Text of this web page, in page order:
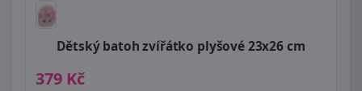
Dětský batoh zvířátko plyšové 23x26 cm
379 Kč